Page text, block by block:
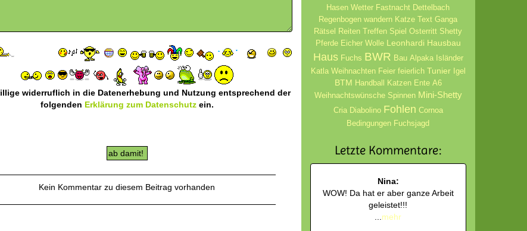
widerruflich in die Datenerhebung und Nutzung entsprechend der
folgenden Erklärung zum Datenschutzein.
Kein Kommentar zu diesem Beitrag vorhanden
Hasen Wetter Fastnacht Dettelbach
Regenbogen wandern Katze Text Ganga
Rätsel Reiten Treffen Spiel Osterritt Shetty
Pferde Eicher Wolle Leonhardi Hausbau
Haus Fuchs BWR Bau Alpaka Isländer
Katla Weihnachten Feier feierlich Tunier Igel
BTM Handball Katzen Ente A6
Weihnachtswünsche Spinnen Mini-Shetty
Cria Diabolino Fohlen Cornoa
Bedingungen Fuchsjagd
Letzte Kommentare:
Nina:
WOW! Da hat er aber ganze Arbeit
geleistet!!!
mehr